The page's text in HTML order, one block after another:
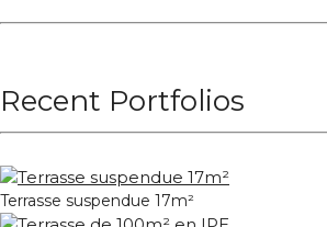
Recent Portfolios
Terrasse suspendue 17m²